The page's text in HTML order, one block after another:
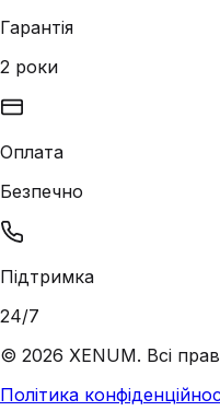
Гарантія
2 роки
Оплата
Безпечно
Підтримка
24/7
© 2026 XENUM. Всі
Політика